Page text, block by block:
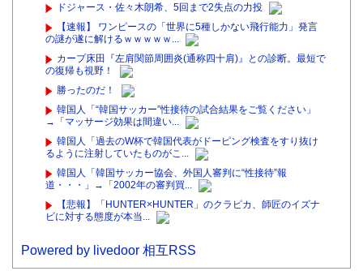
ドジャース・佐々木朗希、5回まで2失点の力投
【速報】 ワンピースの「世界に5種しかない飛行能力」発言
の謎が遂に解けるｗｗｗｗｗ...
カープ床田『左肩関節周囲炎(通称四十肩)』との診断。最短で
の復帰も視野！
勝ったのだ！
韓国人「“韓国サッカー”性接待の試合結果をご覧ください」
→「マッサージ効果は間違い...
韓国人「過去のW杯で韓国代表がドーピング検査をすり抜け
るように注射していたものがこ...
韓国人「韓国サッカー協会、外国人審判に“性接待”報
道・・・」→「2002年の審判買...
【悲報】「HUNTER×HUNTER」のクラピカ、師匠のイズナ
ビに対する態度が本当...
Powered by livedoor 相互RSS